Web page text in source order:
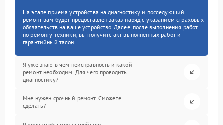
На этапе приема устройства на диагностику и последующий
ремонт вам будет предоставлен заказ-наряд с указанием страховых
обязательств на ваше устройство. Далее, после выполнения работ
по ремонту техники, вы получите акт выполненных работ и
гарантийный талон.
Я уже знаю в чем неисправность и какой
ремонт необходим. Для чего проводить
диагностику?
Мне нужен срочный ремонт. Сможете
сделать?